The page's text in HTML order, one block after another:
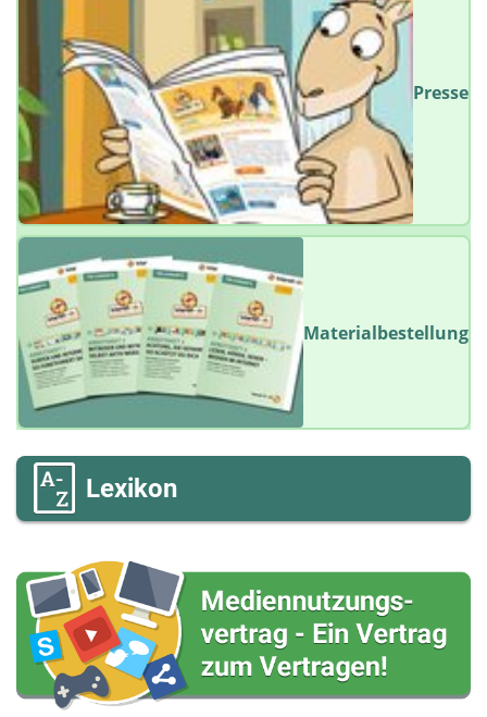
Presse
Materialbestellung
Lexikon